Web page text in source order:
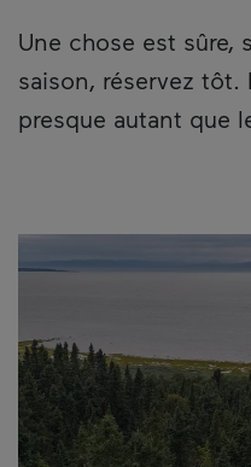
Une chose est sûre,
saison, réservez
presque autant que